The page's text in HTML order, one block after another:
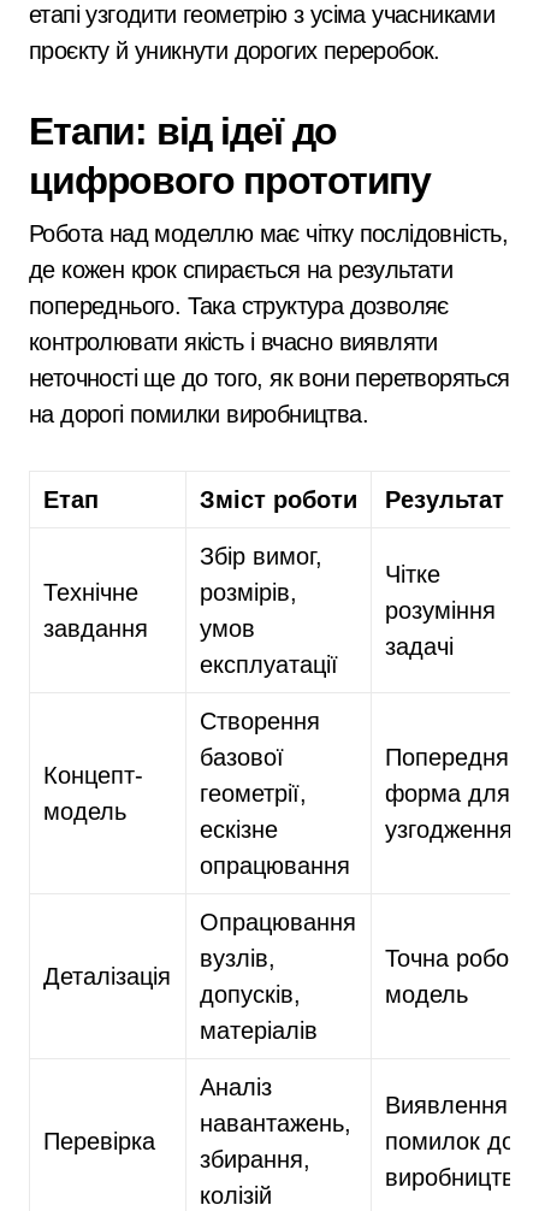
етапі узгодити геометрію з усіма учасниками
проєкту й уникнути дорогих переробок.
Етапи: від ідеї до
цифрового прототипу
Робота над моделлю має чітку послідовність,
де кожен крок спирається на результати
попереднього. Така структура дозволяє
контролювати якість і вчасно виявляти
неточності ще до того, як вони перетворяться
на дорогі помилки виробництва.
Етап Зміст роботи Результат
Технічне
завдання
Збір вимог,
розмірів,
умов
експлуатації
Чітке
розуміння
задачі
Концепт-
модель
Створення
базової
геометрії,
ескізне
опрацювання
Попередня
форма для
узгодження
Деталізація
Опрацювання
вузлів,
допусків,
матеріалів
Точна робоча
модель
Перевірка
Аналіз
навантажень,
збирання,
колізій
Виявлення
помилок до
виробництва